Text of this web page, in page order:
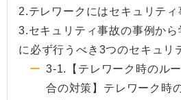
2.テレワークにはセキュリティ
3.セキュリティ事故の事例か
に必ず行うべき3つのセキュリ
3-1.【テレワーク時のル
合の対策】テレワーク時